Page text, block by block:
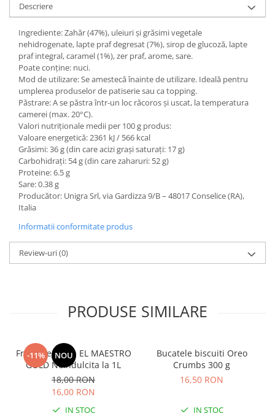
Descriere
Ingrediente: Zahăr (47%), uleiuri și grăsimi vegetale
nehidrogenate, lapte praf degresat (7%), sirop de glucoză, lapte
praf integral, caramel (1%), zer praf, arome, sare.
Poate conține: nuci.
Mod de utilizare: Se amestecă înainte de utilizare. Ideală pentru
umplerea produselor de patiserie sau ca topping.
Păstrare: A se păstra într-un loc răcoros și uscat, la temperatura
camerei (max. 20°C).
Valori nutriționale medii per 100 g produs:
Valoare energetică: 2361 kJ / 566 kcal
Grăsimi: 36 g (din care acizi grași saturați: 17 g)
Carbohidrați: 54 g (din care zaharuri: 52 g)
Proteine: 6.5 g
Sare: 0.38 g
Producător: Unigra Srl, via Gardizza 9/B – 48017 Conselice (RA),
Italia
Informatii conformitate produs
Review-uri(0)
PRODUSE SIMILARE
-11% NOU
Frisca vegetala EL MAESTRO
GOLD Neindulcita la 1L
18,00 RON
16,00 RON
IN STOC
Bucatele biscuiti Oreo
Crumbs 300 g
16,50 RON
IN STOC